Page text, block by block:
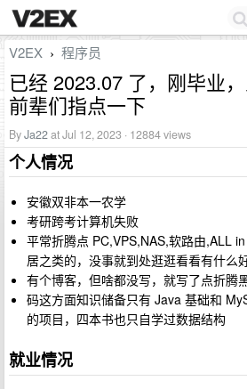
V2EX › 程序员
已经 2023.07 了，刚毕业，
前辈们指点一下
ByJa22at Jul 12, 2023 · 12884 views
个人情况
安徽双非本一农学
考研跨考计算机失败
平常折腾点 PC,VPS,NAS,软路由,ALL
居之类的，没事就到处逛逛看看有什么
有个博客，但啥都没写，就写了点折腾
码这方面知识储备只有 Java 基础和
的项目，四本书也只自学过数据结构
就业情况